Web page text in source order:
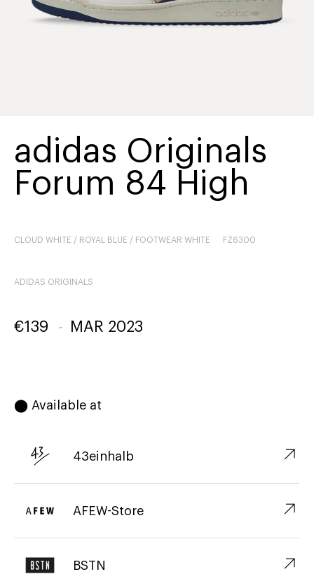
adidas Originals
Forum 84 High
CLOUD WHITE / ROYAL BLUE / FOOTWEAR WHITE FZ6300
ADIDAS ORIGINALS
€139 - MAR 2023
⬤ Available at
43einhalb ↗︎
AFEW-Store ↗︎
BSTN ↗︎